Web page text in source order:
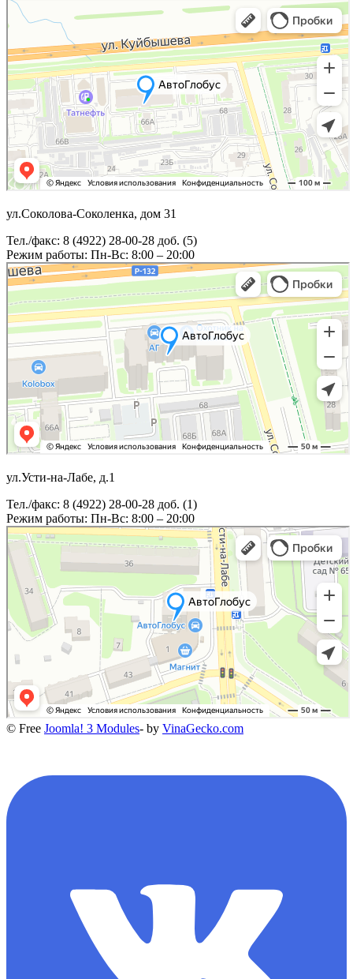
ул.Соколова-Соколенка, дом 31
Тел./факс: 8 (4922) 28-00-28 доб. (5)
Режим работы: Пн-Вс: 8:00 – 20:00
ул.Усти-на-Лабе, д.1
Тел./факс: 8 (4922) 28-00-28 доб. (1)
Режим работы: Пн-Вс: 8:00 – 20:00
© Free Joomla! 3 Modules- by VinaGecko.com